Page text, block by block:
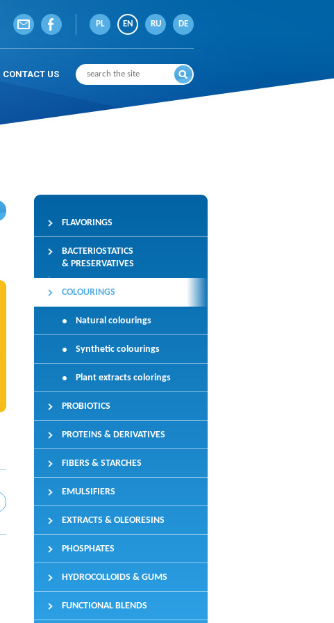
PL EN RU DE
CONTACT US
FLAVORINGS
BACTERIOSTATICS
& PRESERVATIVES
COLOURINGS
Natural colourings
Synthetic colourings
Plant extracts colorings
PROBIOTICS
PROTEINS & DERIVATIVES
FIBERS & STARCHES
EMULSIFIERS
EXTRACTS & OLEORESINS
PHOSPHATES
HYDROCOLLOIDS & GUMS
FUNCTIONAL BLENDS